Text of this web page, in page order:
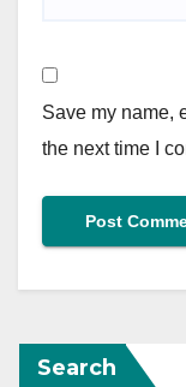
Save my name,
the next time I
Search